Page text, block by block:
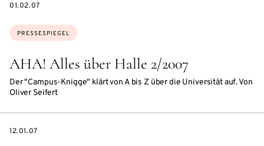
AHA! Alles über Halle 2/2007
Der "Campus-Knigge" klärt von A bis Z über die Universität auf. Von
Oliver Seifert
Themen:
PRESSESPIEGEL
DATE
01.02.07
DATE
12.01.07